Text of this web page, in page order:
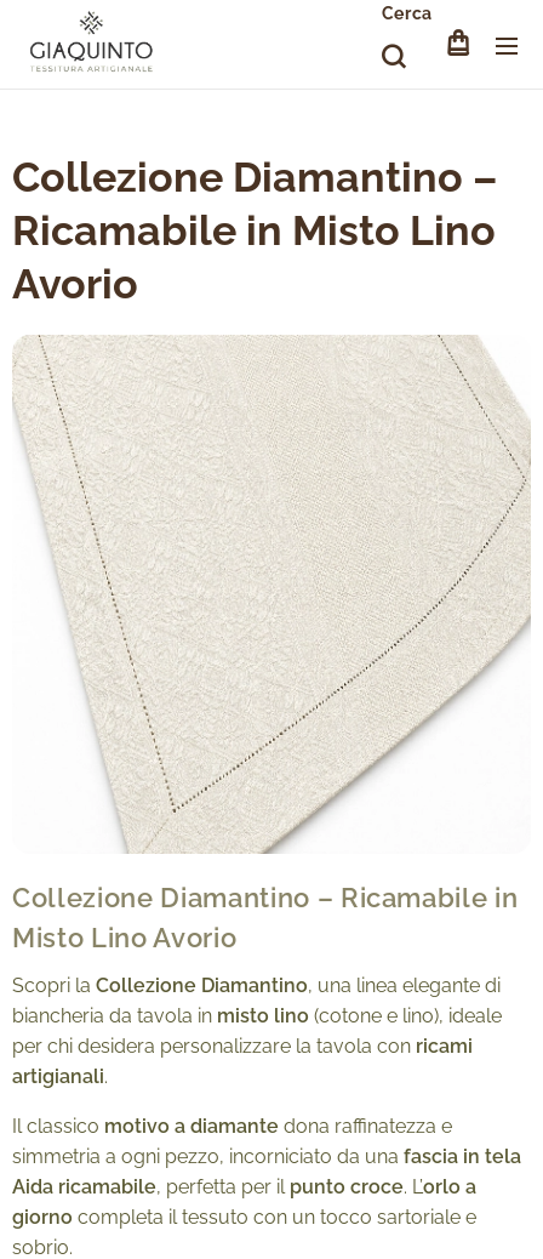
Cerca
Collezione Diamantino –
Ricamabile in Misto Lino
Avorio
Collezione Diamantino – Ricamabile in
Misto Lino Avorio
Scopri la Collezione Diamantino, una linea elegante di
biancheria da tavola in misto lino (cotone e lino), ideale
per chi desidera personalizzare la tavola con ricami
artigianali.
Il classico motivo a diamante dona raffinatezza e
simmetria a ogni pezzo, incorniciato da una fascia in tela
Aida ricamabile, perfetta per il punto croce. L’orlo a
giorno completa il tessuto con un tocco sartoriale e
sobrio.